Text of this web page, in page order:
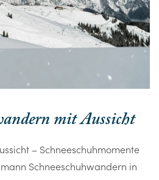
mit Aussicht
– Schneeschuhmomente
Schneeschuhwandern in